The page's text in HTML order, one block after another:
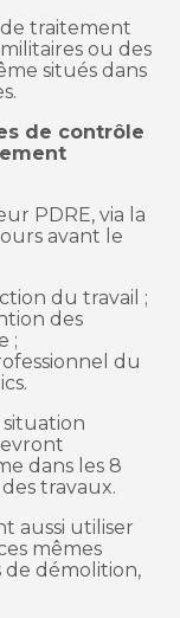
traitement
ou des
situés dans
de contrôle
PDRE, via la
avant le
du travail ;
des
;
du
situation
dans les 8
travaux.
aussi utiliser
mêmes
de démolition,